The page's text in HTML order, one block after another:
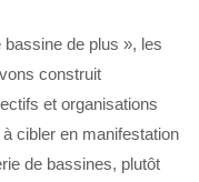
bassine de plus », les
construit
et organisations
cibler en manifestation
de bassines, plutôt